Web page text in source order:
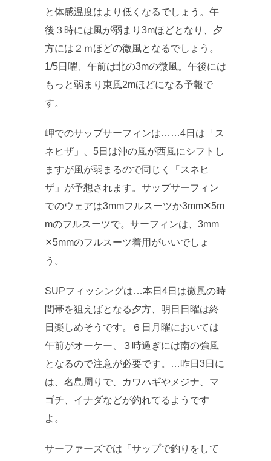
と体感温度はより低くなるでしょう。午
後３時には風が弱まり3mほどとなり、夕
方には２ｍほどの微風となるでしょう。
1/5日曜、午前は北の3mの微風。午後には
もっと弱まり東風2mほどになる予報で
す。
岬でのサップサーフィンは……4日は「ス
ネヒザ」、5日は沖の風が西風にシフトし
ますが風が弱まるので同じく「スネヒ
ザ」が予想されます。サップサーフィン
でのウェアは3mmフルスーツか3mm✕5m
mのフルスーツで。サーフィンは、3mm
✕5mmのフルスーツ着用がいいでしょ
う。
SUPフィッシングは…本日4日は微風の時
間帯を狙えばとなる夕方、明日日曜は終
日楽しめそうです。６日月曜においては
午前がオーケー、３時過ぎには南の強風
となるので注意が必要です。…昨日3日に
は、名島周りで、カワハギやメジナ、マ
ゴチ、イナダなどが釣れてるようです
よ。
サーファーズでは「サップで釣りをして